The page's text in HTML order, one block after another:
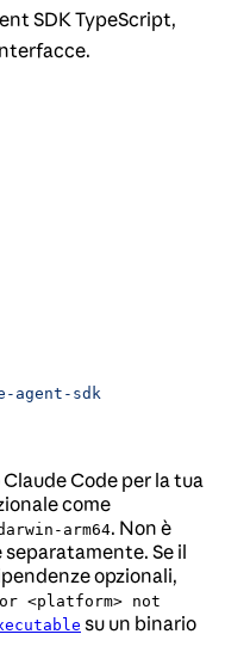
SDK TypeScript,
agent-sdk
Code per la tua
come
arm64. Non è
Se il
opzionali,
<platform> not
su un binario